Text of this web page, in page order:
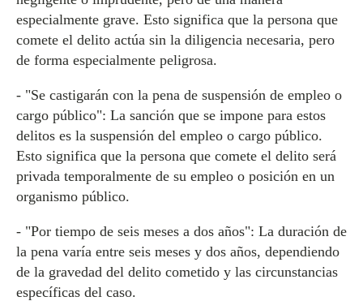
especialmente grave. Esto significa que la persona que
comete el delito actúa sin la diligencia necesaria, pero
de forma especialmente peligrosa.
- "Se castigarán con la pena de suspensión de empleo o
cargo público": La sanción que se impone para estos
delitos es la suspensión del empleo o cargo público.
Esto significa que la persona que comete el delito será
privada temporalmente de su empleo o posición en un
organismo público.
- "Por tiempo de seis meses a dos años": La duración de
la pena varía entre seis meses y dos años, dependiendo
de la gravedad del delito cometido y las circunstancias
específicas del caso.